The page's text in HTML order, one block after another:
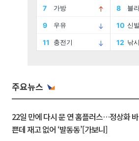
주요뉴스
22일 만에 다시 문 연 홈플러스…정상화 바
쁜데 재고 없어 ‘발동동’[가보니]